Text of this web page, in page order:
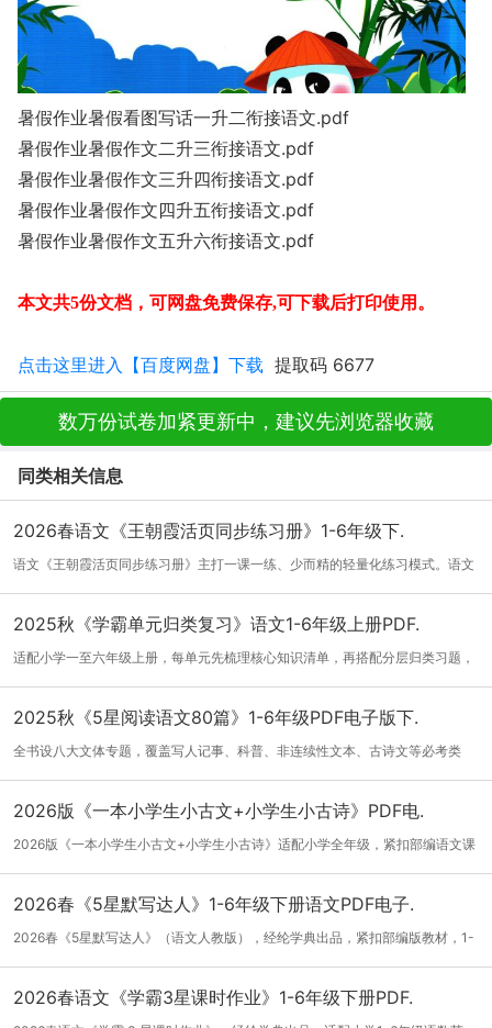
暑假作业暑假看图写话一升二衔接语文.pdf
暑假作业暑假作文二升三衔接语文.pdf
暑假作业暑假作文三升四衔接语文.pdf
暑假作业暑假作文四升五衔接语文.pdf
暑假作业暑假作文五升六衔接语文.pdf
本文共5份文档 ，可网盘免费保存,可下载后打印使用。
点击这里进入【百度网盘】下载 提取码 6677
数万份试卷加紧更新中，建议先浏览器收藏
同类相关信息
2026春语文《王朝霞活页同步练习册》1-6年级下.
语文《王朝霞活页同步练习册》主打一课一练、少而精的轻量化练习模式。语文
习题分...[详细]
2025秋《学霸单元归类复习》语文1-6年级上册PDF.
适配小学一至六年级上册，每单元先梳理核心知识清单，再搭配分层归类习题，
字词、...[详细]
2025秋《5星阅读语文80篇》1-6年级PDF电子版下.
全书设八大文体专题，覆盖写人记事、科普、非连续性文本、古诗文等必考类
型，拆解2...[详细]
2026版《一本小学生小古文+小学生小古诗》PDF电.
2026版《一本小学生小古文+小学生小古诗》适配小学全年级，紧扣部编语文课
本选编篇...[详细]
2026春《5星默写达人》1-6年级下册语文PDF电子.
2026春《5星默写达人》（语文人教版），经纶学典出品，紧扣部编版教材，1-
6年级下...[详细]
2026春语文《学霸3星课时作业》1-6年级下册PDF.